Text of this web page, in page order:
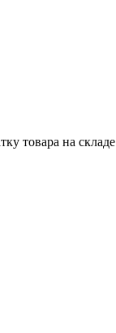
товара на складе